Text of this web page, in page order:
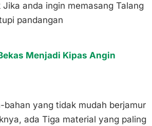
anda ingin memasang Talang
pandangan
Menjadi Kipas Angin
bahan yang tidak mudah berjamur
ada Tiga material yang paling